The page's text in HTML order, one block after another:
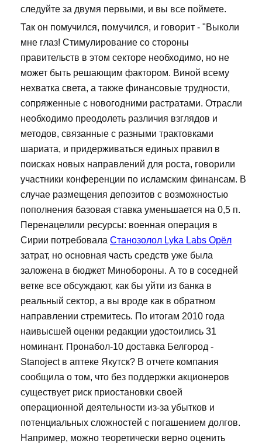
следуйте за двумя первыми, и вы все поймете.
Так он помучился, помучился, и говорит - "Выколи
мне глаз! Стимулирование со стороны
правительств в этом секторе необходимо, но не
может быть решающим фактором. Виной всему
нехватка света, а также финансовые трудности,
сопряженные с новогодними растратами. Отрасли
необходимо преодолеть различия взглядов и
методов, связанные с разными трактовками
шариата, и придерживаться единых правил в
поисках новых направлений для роста, говорили
участники конференции по исламским финансам. В
случае размещения депозитов с возможностью
пополнения базовая ставка уменьшается на 0,5 п.
Перенацелили ресурсы: военная операция в
Сирии потребовала Станозолол Lyka Labs Орёл
затрат, но основная часть средств уже была
заложена в бюджет Минобороны. А то в соседней
ветке все обсуждают, как бы уйти из банка в
реальный сектор, а вы вроде как в обратном
направлении стремитесь. По итогам 2010 года
наивысшей оценки редакции удостоились 31
номинант. Пронабол-10 доставка Белгород -
Stanoject в аптеке Якутск? В отчете компания
сообщила о том, что без поддержки акционеров
существует риск приостановки своей
операционной деятельности из-за убытков и
потенциальных сложностей с погашением долгов.
Например, можно теоретически верно оценить